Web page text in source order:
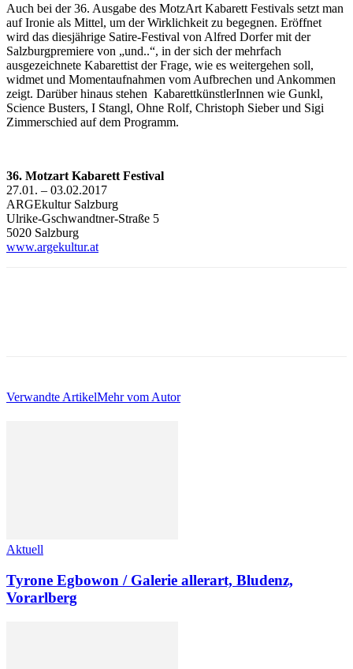
Auch bei der 36. Ausgabe des MotzArt Kabarett Festivals setzt man
auf Ironie als Mittel, um der Wirklichkeit zu begegnen. Eröffnet
wird das diesjährige Satire-Festival von Alfred Dorfer mit der
Salzburgpremiere von „und..“, in der sich der mehrfach
ausgezeichnete Kabarettist der Frage, wie es weitergehen soll,
widmet und Momentaufnahmen vom Aufbrechen und Ankommen
zeigt. Darüber hinaus stehen KabarettkünstlerInnen wie Gunkl,
Science Busters, I Stangl, Ohne Rolf, Christoph Sieber und Sigi
Zimmerschied auf dem Programm.
36. Motzart Kabarett Festival
27.01. – 03.02.2017
ARGEkultur Salzburg
Ulrike-Gschwandtner-Straße 5
5020 Salzburg
www.argekultur.at
Verwandte ArtikelMehr vom Autor
Aktuell
Tyrone Egbowon / Galerie allerart, Bludenz,
Vorarlberg